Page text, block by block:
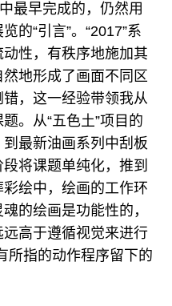
最早完成的，仍然用
的“引言”。“2017”系
性，有秩序地施加其
地形成了画面不同区
，这一经验带领我从
。从“五色土”项目的
最新油画系列中刮板
将课题单纯化，推到
绘中，绘画的工作环
的绘画是功能性的，
高于遵循视觉来进行
所指的动作程序留下的